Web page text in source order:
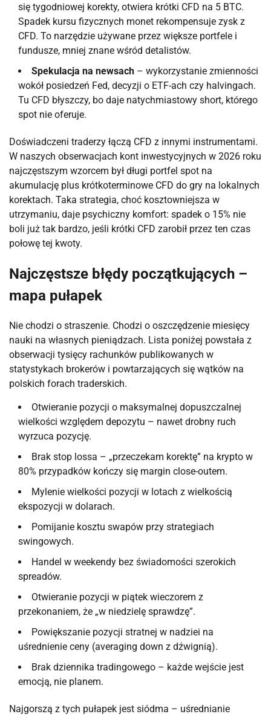
się tygodniowej korekty, otwiera krótki CFD na 5 BTC.
Spadek kursu fizycznych monet rekompensuje zysk z
CFD. To narzędzie używane przez większe portfele i
fundusze, mniej znane wśród detalistów.
Spekulacja na newsach – wykorzystanie zmienności
wokół posiedzeń Fed, decyzji o ETF-ach czy halvingach.
Tu CFD błyszczy, bo daje natychmiastowy short, którego
spot nie oferuje.
Doświadczeni traderzy łączą CFD z innymi instrumentami.
W naszych obserwacjach kont inwestycyjnych w 2026 roku
najczęstszym wzorcem był długi portfel spot na
akumulację plus krótkoterminowe CFD do gry na lokalnych
korektach. Taka strategia, choć kosztowniejsza w
utrzymaniu, daje psychiczny komfort: spadek o 15% nie
boli już tak bardzo, jeśli krótki CFD zarobił przez ten czas
połowę tej kwoty.
Najczęstsze błędy początkujących –
mapa pułapek
Nie chodzi o straszenie. Chodzi o oszczędzenie miesięcy
nauki na własnych pieniądzach. Lista poniżej powstała z
obserwacji tysięcy rachunków publikowanych w
statystykach brokerów i powtarzających się wątków na
polskich forach traderskich.
Otwieranie pozycji o maksymalnej dopuszczalnej
wielkości względem depozytu – nawet drobny ruch
wyrzuca pozycję.
Brak stop lossa – „przeczekam korektę” na krypto w
80% przypadków kończy się margin close-outem.
Mylenie wielkości pozycji w lotach z wielkością
ekspozycji w dolarach.
Pomijanie kosztu swapów przy strategiach
swingowych.
Handel w weekendy bez świadomości szerokich
spreadów.
Otwieranie pozycji w piątek wieczorem z
przekonaniem, że „w niedzielę sprawdzę”.
Powiększanie pozycji stratnej w nadziei na
uśrednienie ceny (averaging down z dźwignią).
Brak dziennika tradingowego – każde wejście jest
emocją, nie planem.
Najgorszą z tych pułapek jest siódma – uśrednianie